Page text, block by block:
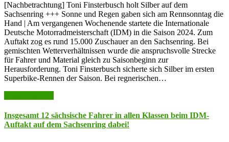
[Nachbetrachtung] Toni Finsterbusch holt Silber auf dem
Sachsenring +++ Sonne und Regen gaben sich am Rennsonntag die
Hand | Am vergangenen Wochenende startete die Internationale
Deutsche Motorradmeisterschaft (IDM) in die Saison 2024. Zum
Auftakt zog es rund 15.000 Zuschauer an den Sachsenring. Bei
gemischten Wetterverhältnissen wurde die anspruchsvolle Strecke
für Fahrer und Material gleich zu Saisonbeginn zur
Herausforderung. Toni Finsterbusch sicherte sich Silber im ersten
Superbike-Rennen der Saison. Bei regnerischen…
Insgesamt 12 sächsische Fahrer in allen Klassen beim IDM-
Auftakt auf dem Sachsenring dabei!